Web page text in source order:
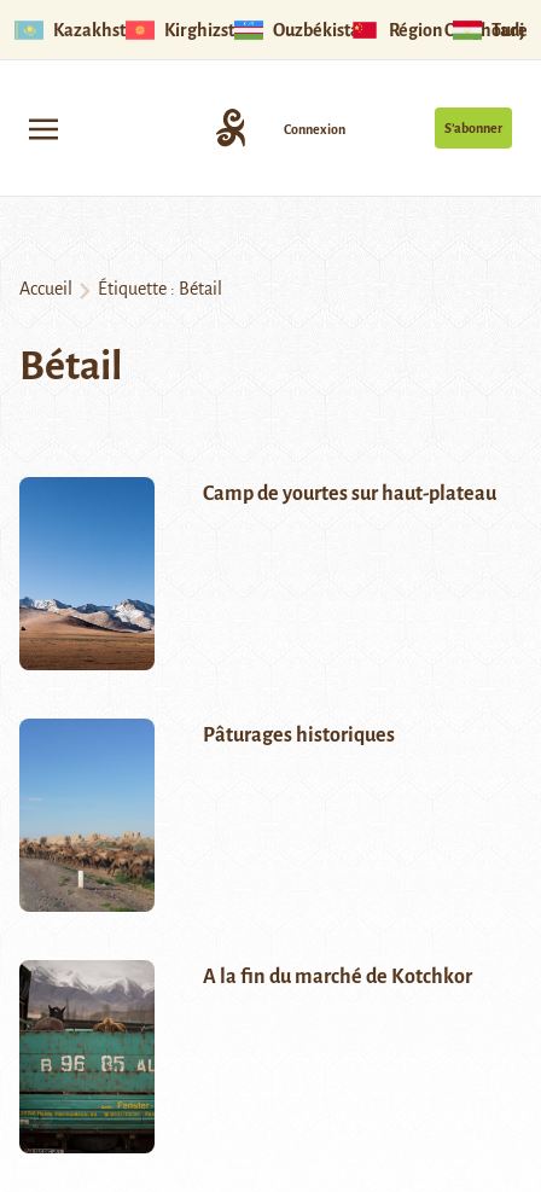
Kazakhstan Kirghizstan Ouzbékistan Région Ouïghoure
S’abonner
Connexion
Accueil Étiquette : Bétail
Bétail
Camp de yourtes sur haut-plateau
Pâturages historiques
A la fin du marché de Kotchkor